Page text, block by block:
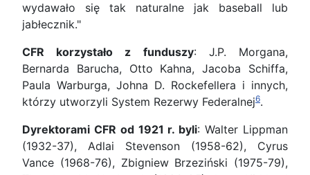
wydawało się tak naturalne jak baseball lub
jabłecznik."
CFR korzystało z funduszy: J.P. Morgana,
Bernarda Barucha, Otto Kahna, Jacoba Schiffa,
Paula Warburga, Johna D. Rockefellera i innych,
którzy utworzyli System Rezerwy Federalnej6.
Dyrektorami CFR od 1921 r. byli: Walter Lippman
(1932-37), Adlai Stevenson (1958-62), Cyrus
Vance (1968-76), Zbigniew Brzeziński (1975-79),